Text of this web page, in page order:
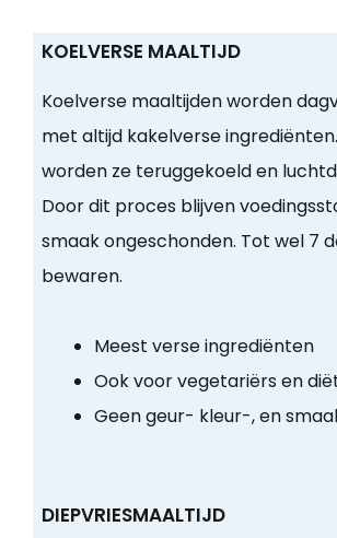
KOELVERSE MAALTIJD
Koelverse maaltijden worden
met altijd kakelverse
worden ze teruggekoeld en
Door dit proces blijven
smaak ongeschonden. Tot wel 7
bewaren.
Meest verse ingrediënten
Ook voor vegetariërs en
Geen geur- kleur-, en
DIEPVRIESMAALTIJD